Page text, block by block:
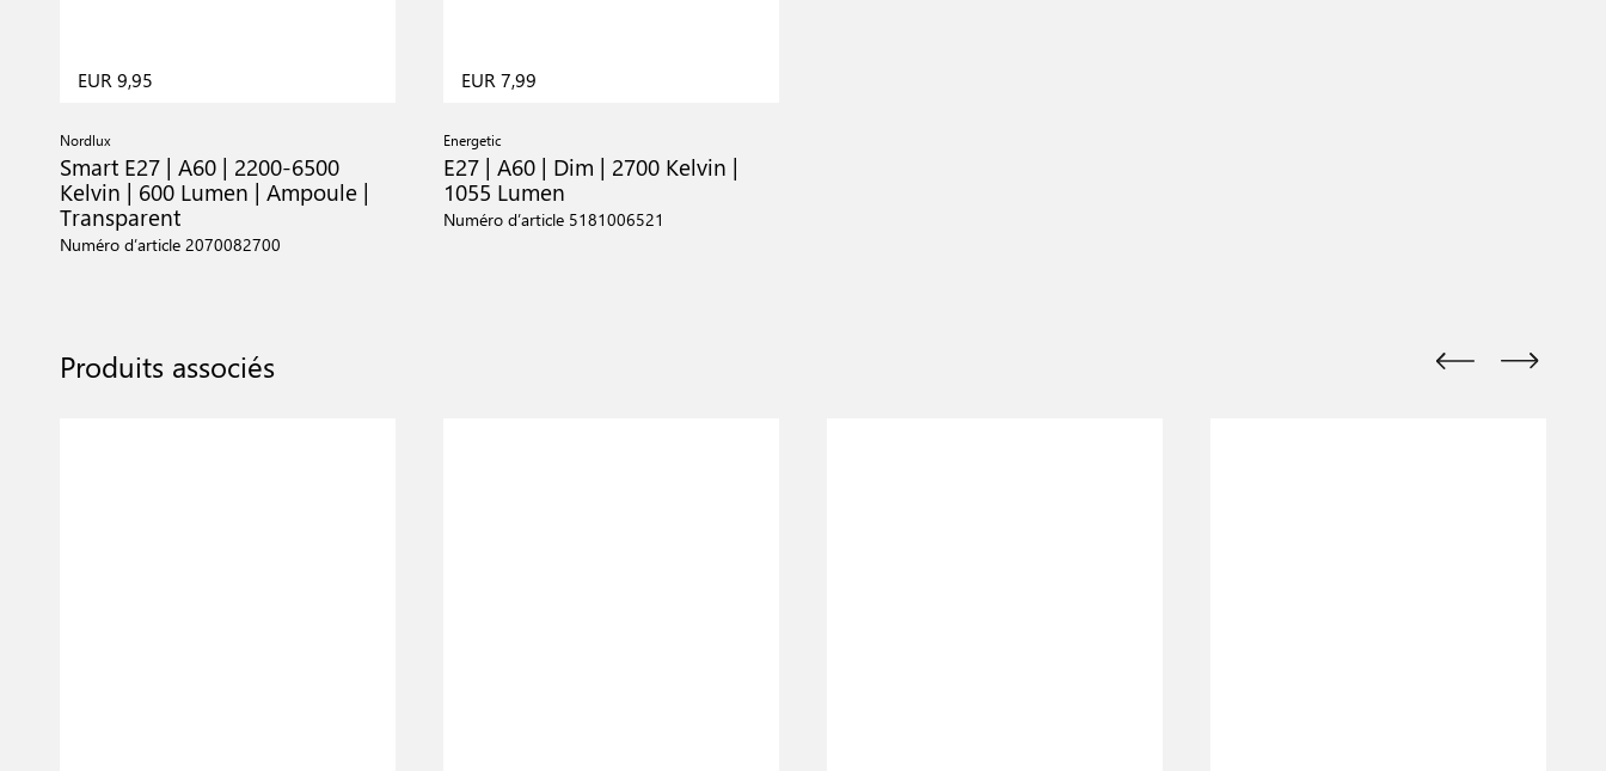
EUR 9,95
Nordlux
Smart E27 | A60 | 2200-6500
Kelvin | 600 Lumen | Ampoule |
Transparent
Numéro d’article 2070082700
EUR 7,99
Energetic
E27 | A60 | Dim | 2700 Kelvin |
1055 Lumen
Numéro d’article 5181006521
Produits associés